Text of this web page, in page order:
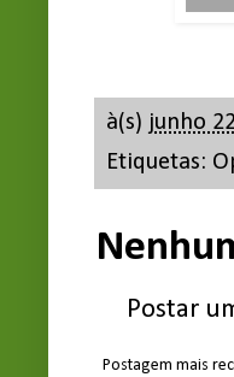
à(s) junho
Etiquetas:
Postar
Postagem mais